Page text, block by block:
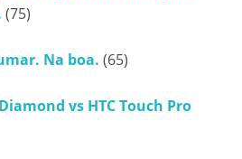
(75)
Na boa. (65)
vs HTC Touch Pro